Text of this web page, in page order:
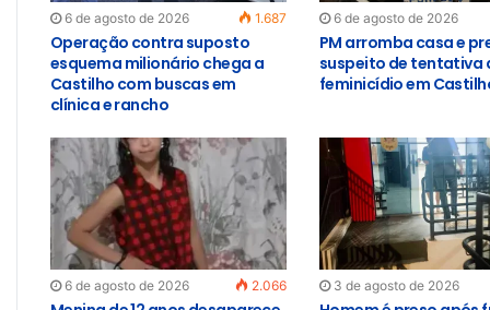
6 de agosto de 2026 1.687
Operação contra suposto
esquema milionário chega a
Castilho com buscas em
clínica e rancho
6 de agosto de 2026
PM arromba casa e
suspeito de tentativa
feminicídio em
6 de agosto de 2026 2.066 3 de agosto de 2026